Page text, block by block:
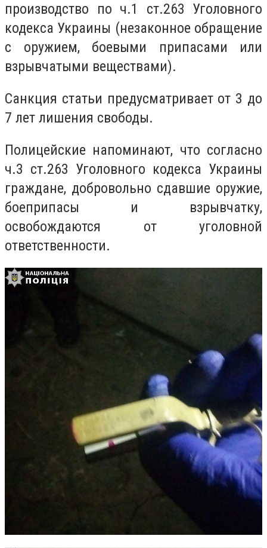
производство по ч.1 ст.263 Уголовного
кодекса Украины (незаконное обращение
с оружием, боевыми припасами или
взрывчатыми веществами).
Санкция статьи предусматривает от 3 до
7 лет лишения свободы.
Полицейские напоминают, что согласно
ч.3 ст.263 Уголовного кодекса Украины
граждане, добровольно сдавшие оружие,
боеприпасы и взрывчатку,
освобождаются от уголовной
ответственности.